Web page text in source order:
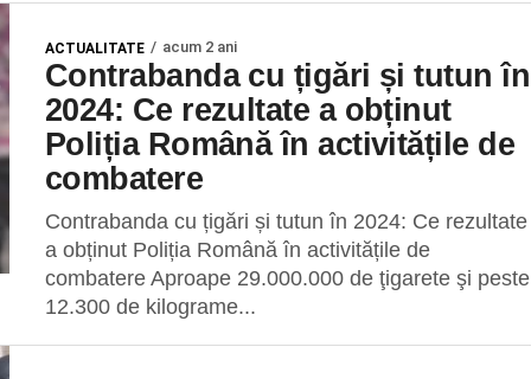
ACTUALITATE acum 2 ani
Contrabanda cu țigări și tutun în
2024: Ce rezultate a obținut
Poliția Română în activitățile de
combatere
Contrabanda cu țigări și tutun în 2024: Ce rezultate
a obținut Poliția Română în activitățile de
combatere Aproape 29.000.000 de ţigarete şi peste
12.300 de kilograme...